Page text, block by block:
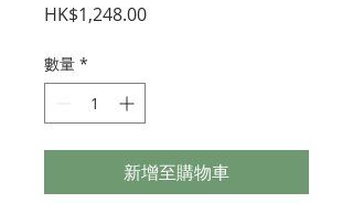
HK$1,248.00價
數量 *
新增至購物車